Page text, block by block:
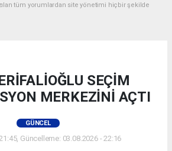
tüm yorumlardan site yönetimi hiçbir şekilde
SEÇİM
MERKEZİNİ AÇTI
GÜNCEL
Güncelleme: 03.08.2026 - 22:16